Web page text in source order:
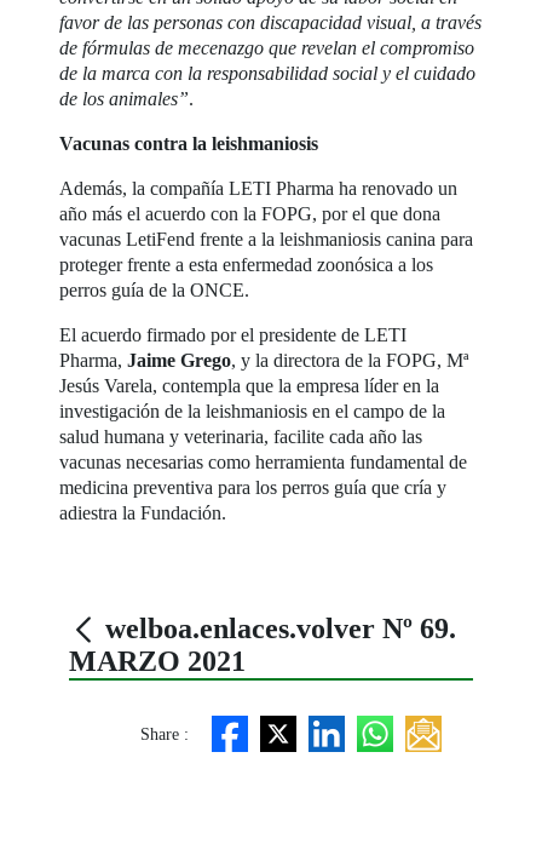
favor de las personas con discapacidad visual, a través
de fórmulas de mecenazgo que revelan el compromiso
de la marca con la responsabilidad social y el cuidado
de los animales”.
Vacunas contra la leishmaniosis
Además, la compañía LETI Pharma ha renovado un
año más el acuerdo con la FOPG, por el que dona
vacunas LetiFend frente a la leishmaniosis canina para
proteger frente a esta enfermedad zoonósica a los
perros guía de la ONCE.
El acuerdo firmado por el presidente de LETI
Pharma,Jaime Grego, y la directora de la FOPG, Mª
Jesús Varela, contempla que la empresa líder en la
investigación de la leishmaniosis en el campo de la
salud humana y veterinaria, facilite cada año las
vacunas necesarias como herramienta fundamental de
medicina preventiva para los perros guía que cría y
adiestra la Fundación.
welboa.enlaces.volver Nº 69.
MARZO 2021
Share :